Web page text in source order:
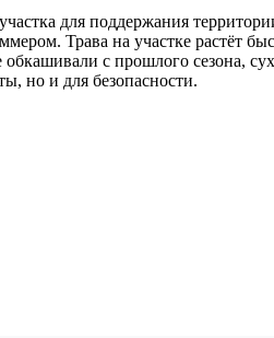
для поддержания
Трава на участке растёт
с прошлого сезона,
но и для безопасности.